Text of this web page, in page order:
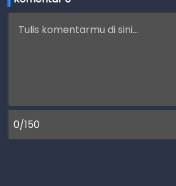
0/150